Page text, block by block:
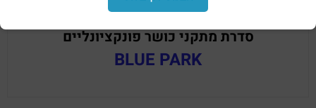
סדרת מתקני כושר פונקציונליים
BLUE PARK